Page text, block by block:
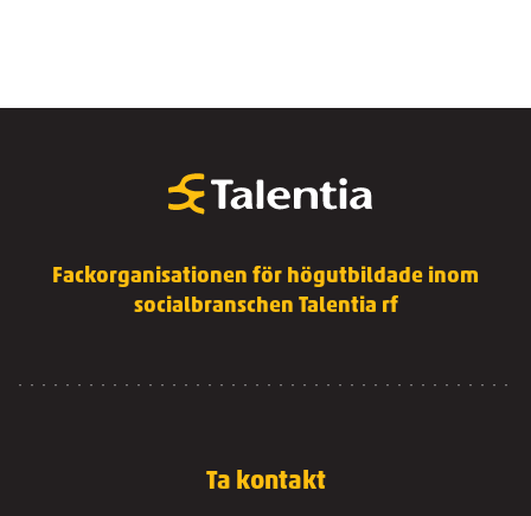
Fackorganisationen för högutbildade inom
socialbranschen Talentia rf
Ta kontakt